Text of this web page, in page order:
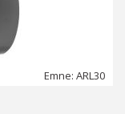
Emne: ARL30